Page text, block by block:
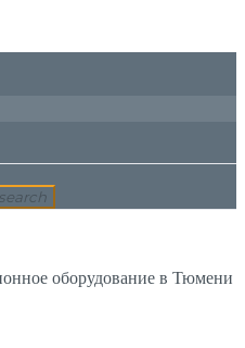
search
оборудование в Тюмени